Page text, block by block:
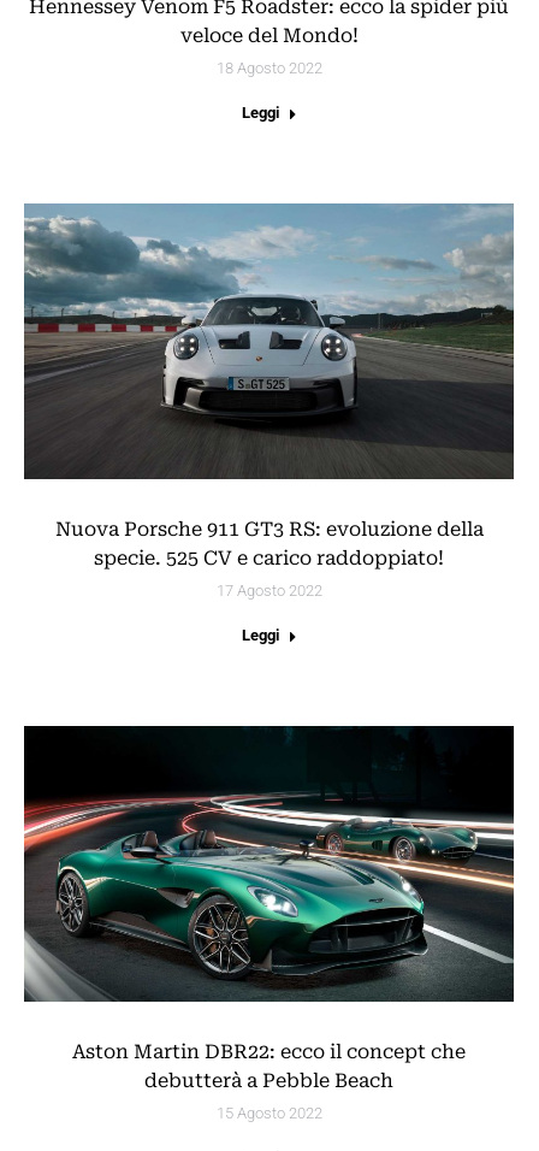
Hennessey Venom F5 Roadster: ecco la spider più
veloce del Mondo!
18 Agosto 2022
Leggi
Nuova Porsche 911 GT3 RS: evoluzione della
specie. 525 CV e carico raddoppiato!
17 Agosto 2022
Leggi
Aston Martin DBR22: ecco il concept che
debutterà a Pebble Beach
15 Agosto 2022